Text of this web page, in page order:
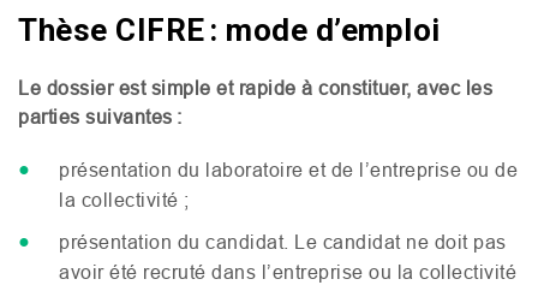
Thèse CIFRE : mode d’emploi
Le dossier est simple et rapide à constituer, avec les
parties suivantes :
présentation du laboratoire et de l’entreprise ou de
la collectivité ;
présentation du candidat. Le candidat ne doit pas
avoir été recruté dans l’entreprise ou la collectivité